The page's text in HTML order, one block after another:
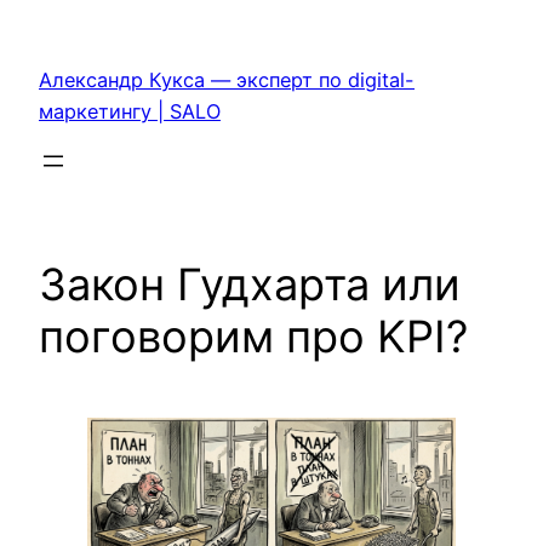
содержимому
Александр Кукса — эксперт по digital-
маркетингу | SALO
Закон Гудхарта или
поговорим про KPI?